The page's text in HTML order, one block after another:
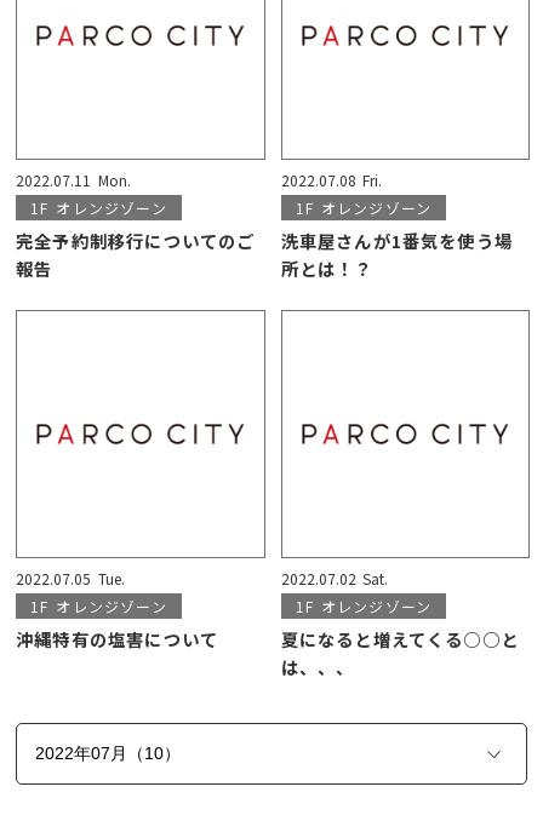
2022.07.11 Mon.
1F オレンジゾーン
完全予約制移行についてのご
報告
2022.07.08 Fri.
1F オレンジゾーン
洗車屋さんが1番気を使う場
所とは！？
2022.07.05 Tue.
1F オレンジゾーン
沖縄特有の塩害について
2022.07.02 Sat.
1F オレンジゾーン
夏になると増えてくる○○と
は、、、